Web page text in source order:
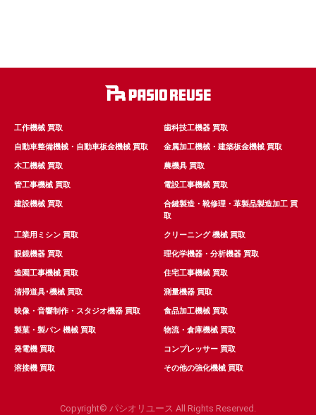
工作機械 買取 歯科技工機器 買取
自動車整備機械・自動車板金機械 買取 金属加工機械・建築板金機械 買取
木工機械 買取 農機具 買取
管工事機械 買取 電設工事機械 買取
建設機械 買取
合鍵製造・靴修理・革製品製造加工 買
取
工業用ミシン 買取 クリーニング 機械 買取
眼鏡機器 買取 理化学機器・分析機器 買取
造園工事機械 買取 住宅工事機械 買取
清掃道具･機械 買取 測量機器 買取
映像・音響制作・スタジオ機器 買取 食品加工機械 買取
製菓・製パン 機械 買取 物流・倉庫機械 買取
発電機 買取 コンプレッサー 買取
溶接機 買取 その他の強化機械 買取
Copyright© パシオリユース All Rights Reserved.